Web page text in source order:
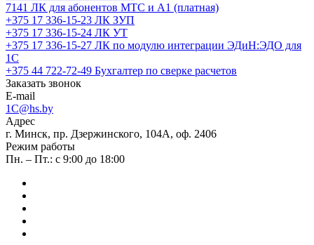
7141 ЛК для абонентов МТС и А1 (платная)
+375 17 336-15-23 ЛК ЗУП
+375 17 336-15-24 ЛК УТ
+375 17 336-15-27 ЛК по модулю интеграции ЭДиН:ЭДО для
1С
+375 44 722-72-49 Бухгалтер по сверке расчетов
Заказать звонок
E-mail
1C@hs.by
Адрес
г. Минск, пр. Дзержинского, 104А, оф. 2406
Режим работы
Пн. – Пт.: с 9:00 до 18:00